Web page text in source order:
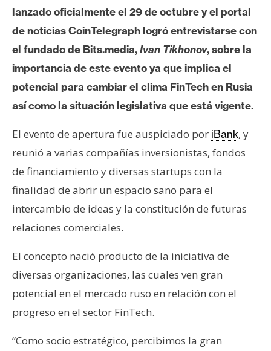
B
i
c
o
i
t
h
e
r
u
I
lanzado oficialmente el 29 de octubre y el portal
de noticias CoinTelegraph logró entrevistarse con
el fundado de Bits.media,Ivan Tikhonov, sobre la
importancia de este evento ya que implica el
potencial para cambiar el clima FinTech en Rusia
así como la situación legislativa que está vigente.
El evento de apertura fue auspiciado por iBank, y
reunió a varias compañías inversionistas, fondos
de financiamiento y diversas startups con la
finalidad de abrir un espacio sano para el
intercambio de ideas y la constitución de futuras
relaciones comerciales.
El concepto nació producto de la iniciativa de
diversas organizaciones, las cuales ven gran
potencial en el mercado ruso en relación con el
progreso en el sector FinTech.
“Como socio estratégico, percibimos la gran